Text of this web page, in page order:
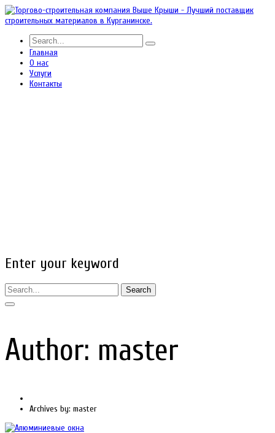
Главная
О нас
Услуги
Контакты
Enter your keyword
Search
Author: master
Archives by: master